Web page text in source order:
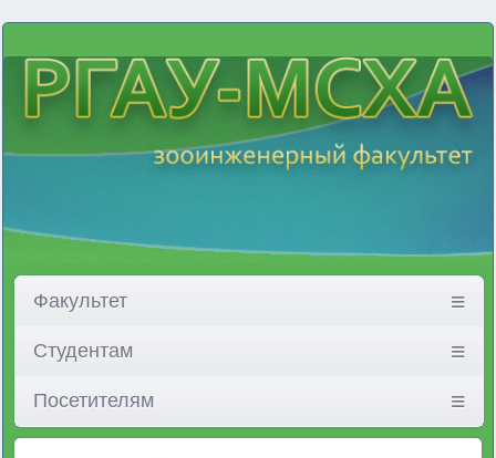
Факультет
Студентам
Посетителям